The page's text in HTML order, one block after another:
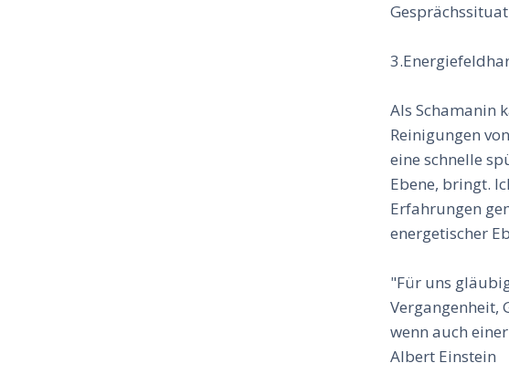
Als Schamanin
Reinigungen
eine schnelle
Ebene, bringt.
Erfahrungen
energetischer
"Für uns
Vergangenheit,
wenn auch
Albert Einstein